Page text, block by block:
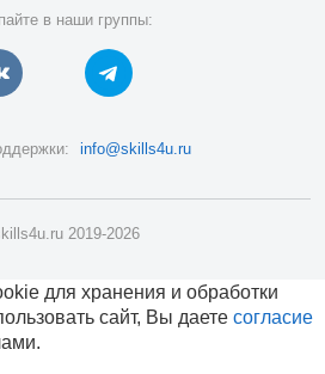
в наши группы:
info@skills4u.ru
2019-2026
для хранения и обработки
сайт, Вы даете согласие